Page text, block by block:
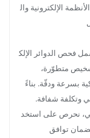
الإلكترونية وال
فحص الدوائر الإلك
متطوّرة،
بسرعة ودقّة. بناءً
وتكلفة شفافة.
نحرص على استخد
توافق